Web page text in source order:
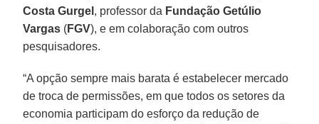
Costa Gurgel , professor da Fundação Getúlio
Vargas (FGV), e em colaboração com outros
pesquisadores.
“A opção sempre mais barata é estabelecer mercado
de troca de permissões, em que todos os setores da
economia participam do esforço da redução de